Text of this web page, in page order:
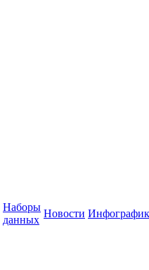
Наборы
данных
Новости